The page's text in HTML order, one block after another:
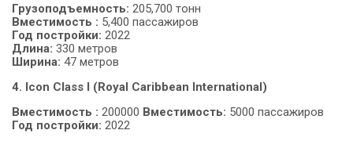
Грузоподъемность: 205,700 тонн
Вместимость : 5,400 пассажиров
Год постройки: 2022
Длина: 330 метров
Ширина: 47 метров
4. Icon Class I (Royal Caribbean International)
Вместимость : 200000 Вместимость: 5000 пассажиров
Год постройки: 2022